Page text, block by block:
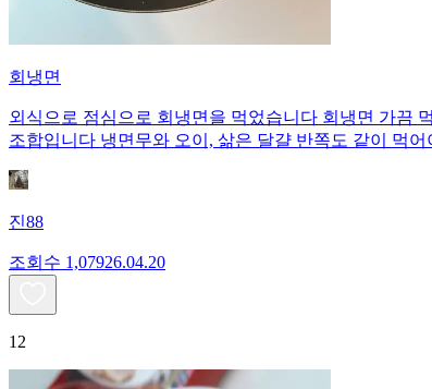
회냉면
외식으로 점심으로 회냉면을 먹었습니다 회냉면 가끔
조합입니다 냉면무와 오이, 삶은 달걀 반쪽도 같이 먹어
진88
조회수 1,07926.04.20
12